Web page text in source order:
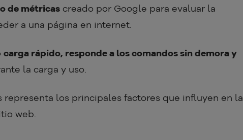
de métricas creado por Google para evaluar la
a una página en internet.
carga rápido, responde a los comandos sin demora y
la carga y uso.
representa los principales factores que influyen en la
web.